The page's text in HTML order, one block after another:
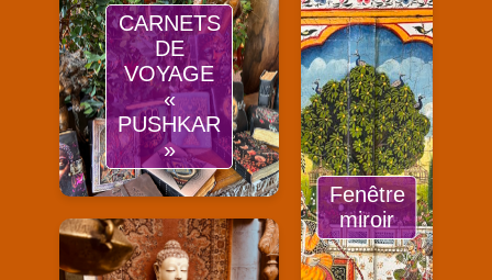
CARNETS
DE
VOYAGE
«
PUSHKAR
»
Fenêtre
miroir